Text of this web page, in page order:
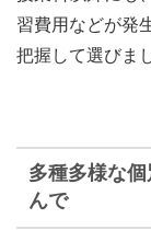
習費用などが発
把握して選びま
多種多様な
んで